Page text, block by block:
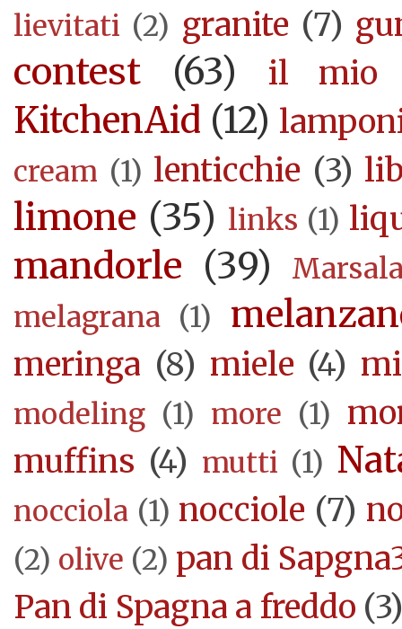
lievitati (2) granite (7)
contest (63) il mio
KitchenAid (12)
cream (1) lenticchie (3)
limone (35) links (1)
mandorle (39)
melagrana (1)
meringa (8) miele (4)
modeling (1) more (1)
muffins (4) mutti (1)
nocciola (1) nocciole (7)
(2) olive (2) pan di
Pan di Spagna a freddo (3)